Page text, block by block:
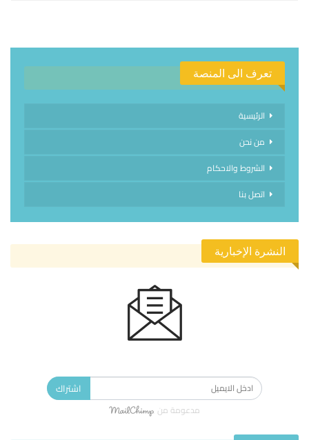
تعرف الى المنصة
الرئيسية
من نحن
الشروط والاحكام
اتصل بنا
النشرة الإخبارية
اشتراك
مدعومة من